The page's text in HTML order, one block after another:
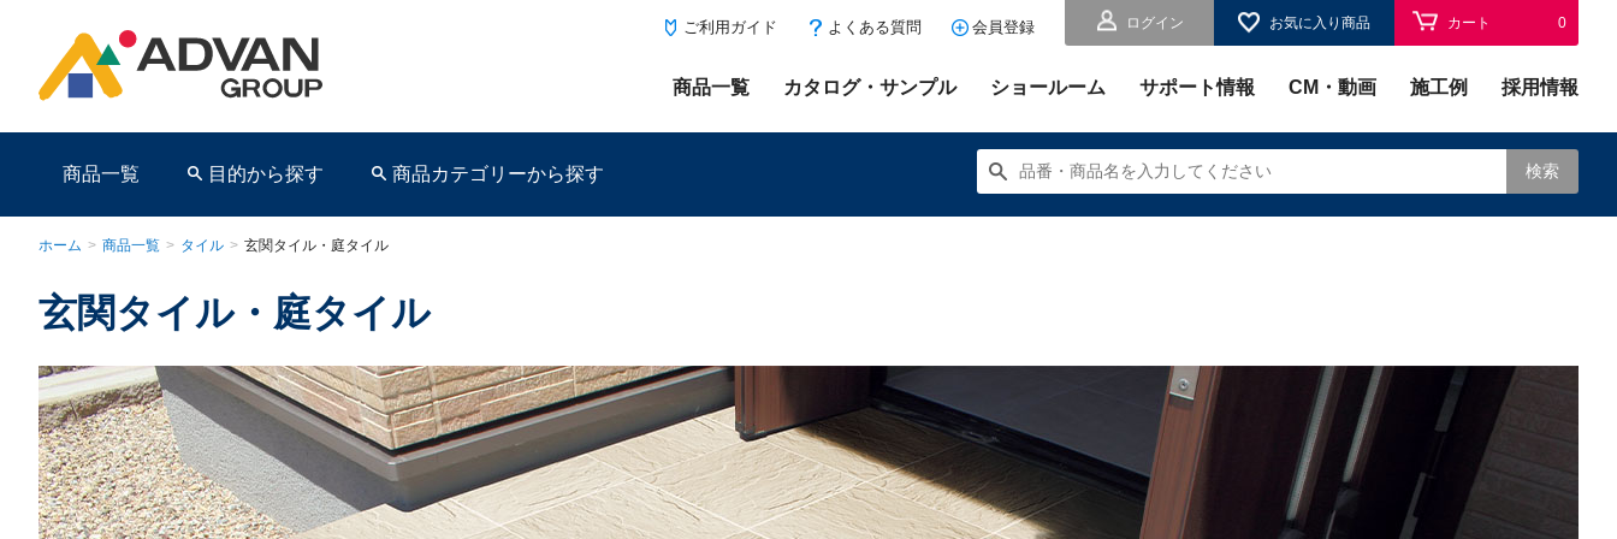
ログイン お気に入り商品 カート 0
ご利用ガイド よくある質問 会員登録
商品一覧 カタログ・サンプル ショールーム サポート情報 CM・動画 施工例 採用情報
商品一覧 目的から探す 商品カテゴリーから探す 検索
ホーム > 商品一覧 > タイル > 玄関タイル・庭タイル
玄関タイル・庭タイル